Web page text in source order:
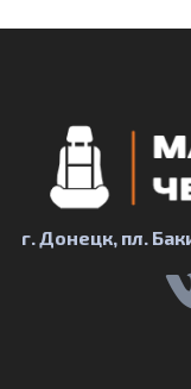
г. Донецк, пл.